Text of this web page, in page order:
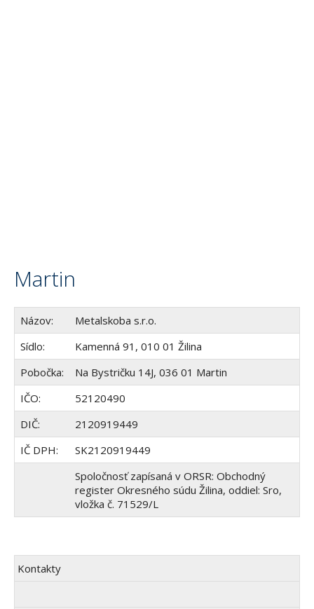
Martin
Názov:
Metalskoba s.r.o.
Sídlo:
Kamenná 91, 010 01 Žilina
Pobočka:
Na Bystričku 14J, 036 01 Martin
IČO:
52120490
DIČ:
2120919449
IČ DPH:
SK2120919449
Spoločnosť zapísaná v ORSR: Obchodný
register Okresného súdu Žilina, oddiel: Sro,
vložka č. 71529/L
Kontakty